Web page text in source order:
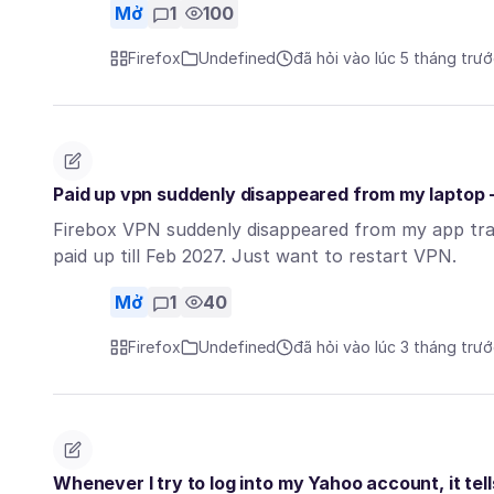
Mở 1 100
Firefox Undefined đã hỏi vào lúc 5 tháng
Paid up vpn suddenly disappeared from my laptop
Firebox VPN suddenly disappeared from my app
paid up till Feb 2027. Just want to restart VPN.
Mở 1 40
Firefox Undefined đã hỏi vào lúc 3 tháng
Whenever I try to log into my Yahoo account, it